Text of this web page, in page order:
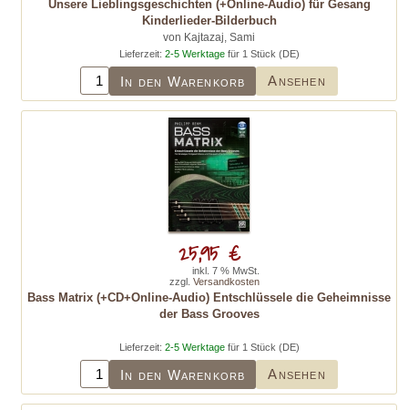
Unsere Lieblingsgeschichten (+Online-Audio) für Gesang
Kinderlieder-Bilderbuch
von Kajtazaj, Sami
Lieferzeit: 2-5 Werktagefür 1 Stück (DE)
In den Warenkorb Ansehen
Bass Matrix (+CD+Online-Audio) Entschlüssele die Geheimnisse
der Bass Grooves
Lieferzeit: 2-5 Werktagefür 1 Stück (DE)
In den Warenkorb Ansehen
25,95 €
inkl. 7 % MwSt.
zzgl. Versandkosten